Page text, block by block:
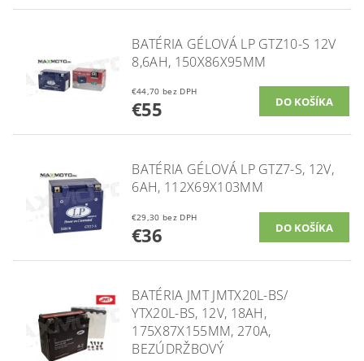
BATÉRIA GÉLOVÁ LP GTZ10-S 12V
8,6AH, 150X86X95MM
€44,70 bez DPH
€55
BATÉRIA GÉLOVÁ LP GTZ7-S, 12V,
6AH, 112X69X103MM
€29,30 bez DPH
€36
BATÉRIA JMT JMTX20L-BS/
YTX20L-BS, 12V, 18AH,
175X87X155MM, 270A,
BEZÚDRŽBOVÝ